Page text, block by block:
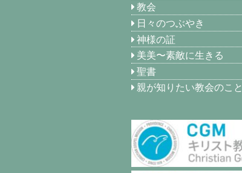
教会
日々のつぶやき
神様の証
美美〜素敵に生きる
聖書
親が知りたい教会のこと